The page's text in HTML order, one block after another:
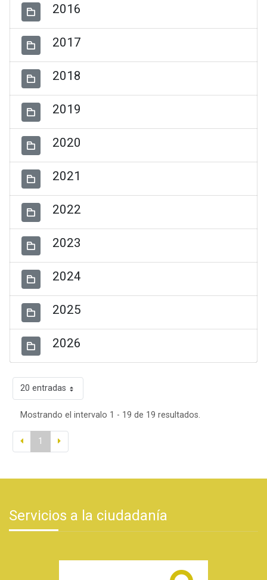
2016
2017
2018
2019
2020
2021
2022
2023
2024
2025
2026
20 entradas
Mostrando el intervalo 1 - 19 de 19 resultados.
1
Servicios a la ciudadanía